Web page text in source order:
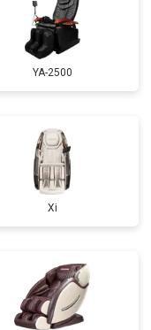
4500 ₽ Заказать
5500 ₽
YA-2500
Xi